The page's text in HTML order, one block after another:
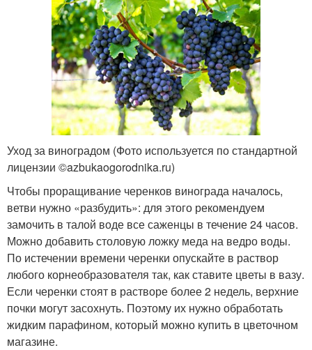
Уход за виноградом (Фото используется по стандартной
лицензии ©azbukaogorodnika.ru)
Чтобы проращивание черенков винограда началось,
ветви нужно «разбудить»: для этого рекомендуем
замочить в талой воде все саженцы в течение 24 часов.
Можно добавить столовую ложку меда на ведро воды.
По истечении времени черенки опускайте в раствор
любого корнеобразователя так, как ставите цветы в вазу.
Если черенки стоят в растворе более 2 недель, верхние
почки могут засохнуть. Поэтому их нужно обработать
жидким парафином, который можно купить в цветочном
магазине.